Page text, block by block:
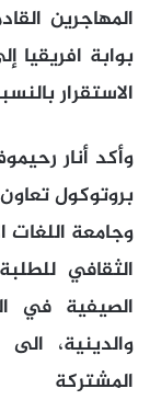
المهاجرين
بوابة افريقيا
الاستقرار
وأكد أنار
بروتوكول
وجامعة اللغات
الثقافي
الصيفية في
والدينية،
المشتركة